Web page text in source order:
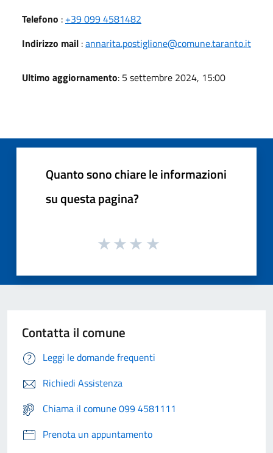
Telefono : +39 099 4581482
Indirizzo mail :annarita.postiglione@comune.taranto.it
Ultimo aggiornamento: 5 settembre 2024, 15:00
Quanto sono chiare le informazioni
su questa pagina?
Contatta il comune
Leggi le domande frequenti
Richiedi Assistenza
Chiama il comune 099 4581111
Prenota un appuntamento